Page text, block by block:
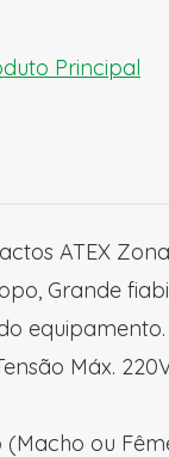
ATEX Zona
Grande
equipamento.
Máx.
ou